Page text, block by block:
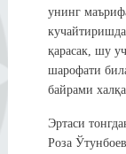
унинг
қарасак, шу
шарофати
байрами
Эртаси
Роза